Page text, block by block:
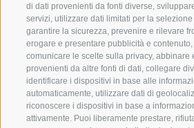
di dati provenienti da fonti diverse,
servizi, utilizzare dati limitati per la selezione
garantire la sicurezza, prevenire e rilevare
erogare e presentare pubblicità e
comunicare le scelte sulla privacy, abbinare
provenienti da altre fonti di dati, collegare
identificare i dispositivi in base alle
automaticamente, utilizzare dati di
riconoscere i dispositivi in base a
attivamente. Puoi liberamente prestare,
VAL RIDANNA
IMPIANTI DI RISALITA
SCUOLA DI SCI RACINES
LUISL'S SKI SCHOOL A RACINES